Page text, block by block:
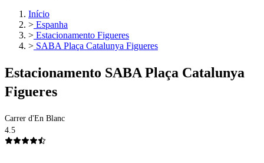
Início
> Espanha
> Estacionamento Figueres
> SABA Plaça Catalunya Figueres
Estacionamento SABA Plaça Catalunya
Figueres
Carrer d'En Blanc
4.5